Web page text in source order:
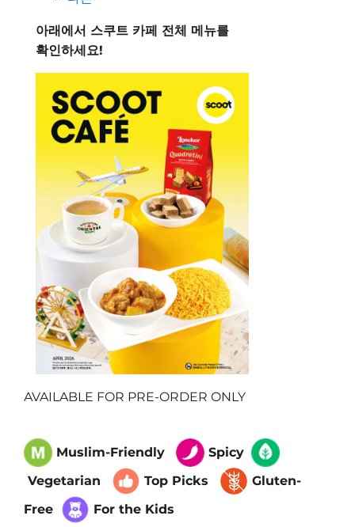
아래에서 스쿠트 카페 전체 메뉴를
확인하세요!
AVAILABLE FOR PRE-ORDER ONLY
Muslim-Friendly
Spicy
Vegetarian
Top Picks
Gluten-
Free
For the Kids